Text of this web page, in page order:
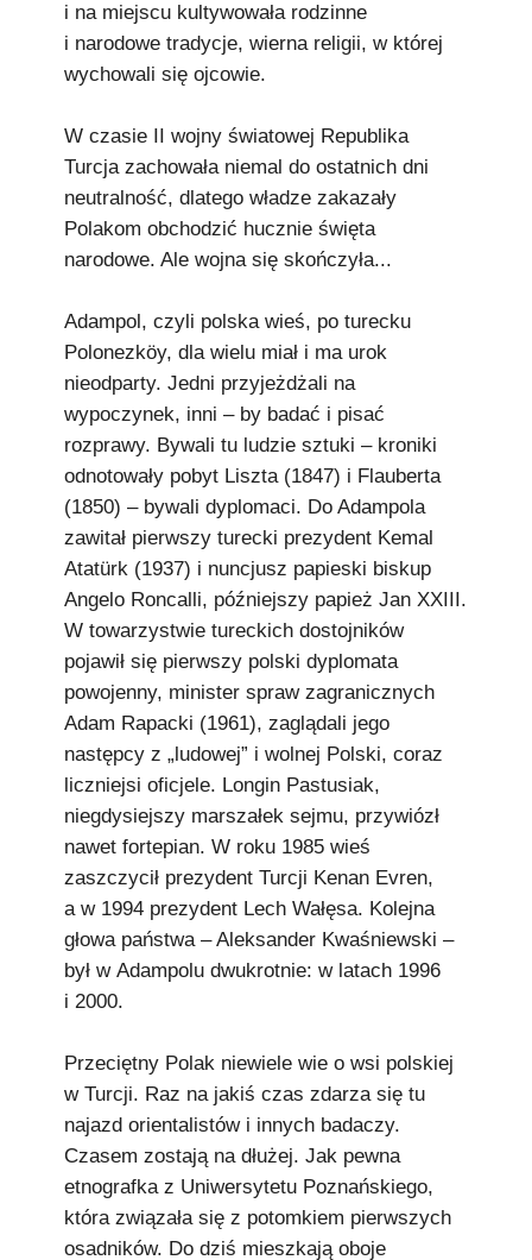
i na miejscu kultywowała rodzinne
i narodowe tradycje, wierna religii, w której
wychowali się ojcowie.
W czasie II wojny światowej Republika
Turcja zachowała niemal do ostatnich dni
neutralność, dlatego władze zakazały
Polakom obchodzić hucznie święta
narodowe. Ale wojna się skończyła...
Adampol, czyli polska wieś, po turecku
Polonezköy, dla wielu miał i ma urok
nieodparty. Jedni przyjeżdżali na
wypoczynek, inni – by badać i pisać
rozprawy. Bywali tu ludzie sztuki – kroniki
odnotowały pobyt Liszta (1847) i Flauberta
(1850) – bywali dyplomaci. Do Adampola
zawitał pierwszy turecki prezydent Kemal
Atatürk (1937) i nuncjusz papieski biskup
Angelo Roncalli, późniejszy papież Jan XXIII.
W towarzystwie tureckich dostojników
pojawił się pierwszy polski dyplomata
powojenny, minister spraw zagranicznych
Adam Rapacki (1961), zaglądali jego
następcy z „ludowej” i wolnej Polski, coraz
liczniejsi oficjele. Longin Pastusiak,
niegdysiejszy marszałek sejmu, przywiózł
nawet fortepian. W roku 1985 wieś
zaszczycił prezydent Turcji Kenan Evren,
a w 1994 prezydent Lech Wałęsa. Kolejna
głowa państwa – Aleksander Kwaśniewski –
był w Adampolu dwukrotnie: w latach 1996
i 2000.
Przeciętny Polak niewiele wie o wsi polskiej
w Turcji. Raz na jakiś czas zdarza się tu
najazd orientalistów i innych badaczy.
Czasem zostają na dłużej. Jak pewna
etnografka z Uniwersytetu Poznańskiego,
która związała się z potomkiem pierwszych
osadników. Do dziś mieszkają oboje